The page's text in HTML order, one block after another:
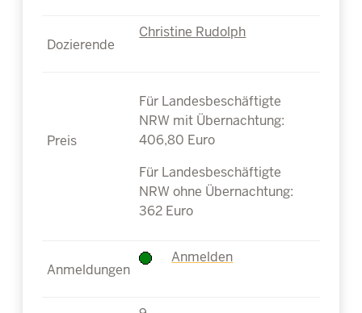
Christine Rudolph
Für Landesbeschäftigte
NRW mit Übernachtung:
406,80 Euro
Für Landesbeschäftigte
NRW ohne Übernachtung:
362 Euro
Anmelden